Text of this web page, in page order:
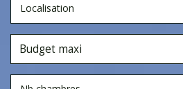
Localisation